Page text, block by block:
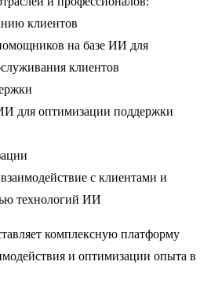
клиентов
на базе ИИ для
клиентов
для оптимизации поддержки
с клиентами и
технологий ИИ
комплексную платформу
и оптимизации опыта в